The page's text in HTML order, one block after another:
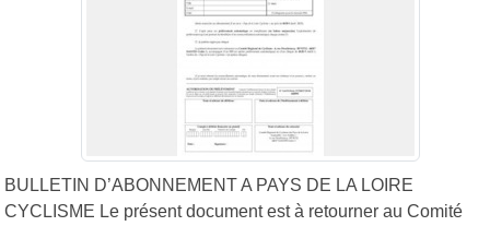
BULLETIN D’ABONNEMENT A PAYS DE LA LOIRE
CYCLISME Le présent document est à retourner au Comité